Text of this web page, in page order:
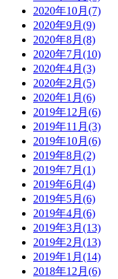
2020年10月(7)
2020年9月(9)
2020年8月(8)
2020年7月(10)
2020年4月(3)
2020年2月(5)
2020年1月(6)
2019年12月(6)
2019年11月(3)
2019年10月(6)
2019年8月(2)
2019年7月(1)
2019年6月(4)
2019年5月(6)
2019年4月(6)
2019年3月(13)
2019年2月(13)
2019年1月(14)
2018年12月(6)